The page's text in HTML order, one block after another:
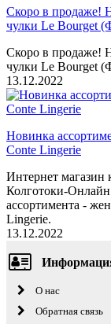
Скоро в продаже!
чулки Le Bourget
Скоро в продаже!
чулки Le Bourget
13.12.2022
Новинка
Conte Lingerie
Интернет магазин
Колготоки-Онлайн
ассортимента -
Lingerie.
13.12.2022
О нас
Обратная связь